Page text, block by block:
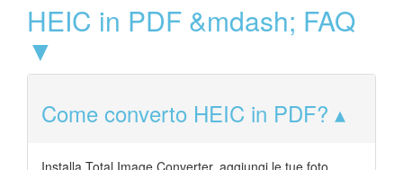
HEIC in PDF &mdash; FAQ
▼
Come converto HEIC in PDF?